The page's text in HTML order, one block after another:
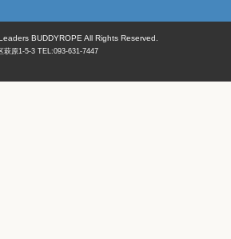
BUDDYROPE All Rights Reserved.
萩原1-5-3 TEL:093-631-7447